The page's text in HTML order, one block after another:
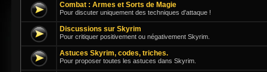
Combat : Armes et Sorts de Magie
Pour discuter uniquement des techniques d'attaque !
Discussions sur Skyrim
Pour critiquer positivement ou négativement Skyrim.
Astuces Skyrim, codes, triches.
Pour proposer toutes les astuces dans Skyrim.